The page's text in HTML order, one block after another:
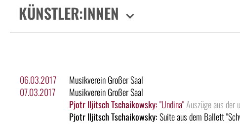
KÜNSTLER:INNEN
06.03.2017
Musikverein Großer Saal
07.03.2017
Musikverein Großer Saal
Pjotr Iljitsch Tschaikowsky:"Undina"Auszüge aus der
Pjotr Iljitsch Tschaikowsky:Suite aus dem Ballett